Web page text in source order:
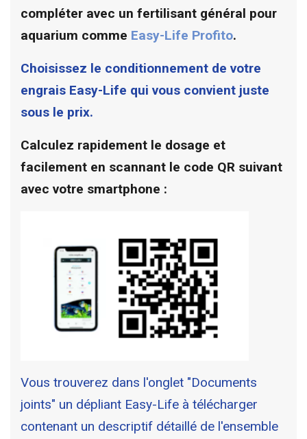
compléter avec un fertilisant général pour
aquarium comme Easy-Life Profito.
Choisissez le conditionnement de votre
engrais Easy-Life qui vous convient juste
sous le prix.
Calculez rapidement le dosage et
facilement en scannant le code QR suivant
avec votre smartphone :
Vous trouverez dans l'onglet "Documents
joints" un dépliant Easy-Life à télécharger
contenant un descriptif détaillé de l'ensemble